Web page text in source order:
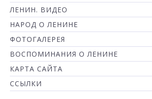
ЛЕНИН. ВИДЕО
НАРОД О ЛЕНИНЕ
ФОТОГАЛЕРЕЯ
ВОСПОМИНАНИЯ О ЛЕНИНЕ
КАРТА САЙТА
ССЫЛКИ